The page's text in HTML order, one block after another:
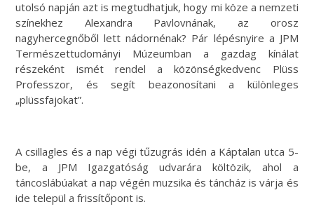
utolsó napján azt is megtudhatjuk, hogy mi köze a nemzeti
színekhez Alexandra Pavlovnának, az orosz
nagyhercegnőből lett nádornénak? Pár lépésnyire a JPM
Természettudományi Múzeumban a gazdag kínálat
részeként ismét rendel a közönségkedvenc Plüss
Professzor, és segít beazonosítani a különleges
„plüssfajokat”.
A csillagles és a nap végi tűzugrás idén a Káptalan utca 5-
be, a JPM Igazgatóság udvarára költözik, ahol a
táncoslábúakat a nap végén muzsika és táncház is várja és
ide települ a frissítőpont is.